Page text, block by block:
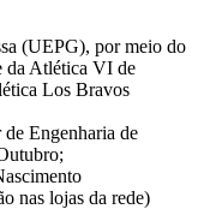
(UEPG), por meio do
da Atlética VI de
Los Bravos
Engenharia de
nas lojas da rede)